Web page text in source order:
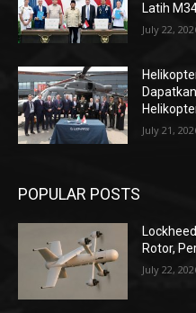
Latih
July 22,
July 21,
POPULAR POSTS
Rotor,
July 22,